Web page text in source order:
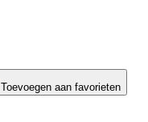
Toevoegen aan favorieten